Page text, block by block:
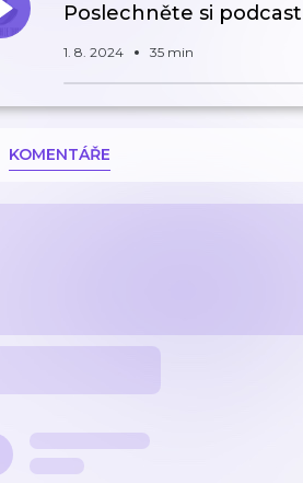
Poslechněte si podcast
1. 8. 2024 35 min
KOMENTÁŘE